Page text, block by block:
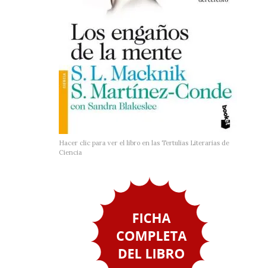
Hacer clic para ver el libro en las Tertulias Literarias de
Ciencia